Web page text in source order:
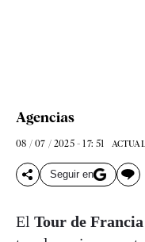
Agencias
08 / 07 / 2025 - 17: 51
Seguir en
El Tour de Francia